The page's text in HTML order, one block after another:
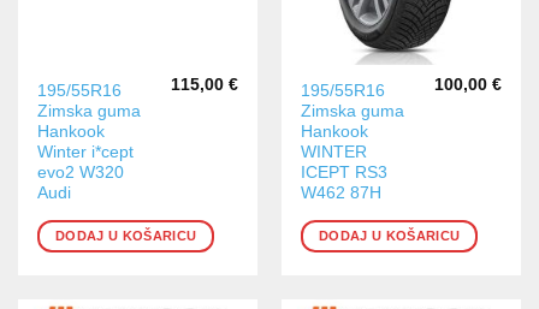
195/55R16
Zimska guma
Hankook
Winter i*cept
evo2 W320
Audi
115,00 €
DODAJ U KOŠARICU
195/55R16
Zimska guma
Hankook
WINTER
ICEPT RS3
W462 87H
100,00 €
DODAJ U KOŠARICU